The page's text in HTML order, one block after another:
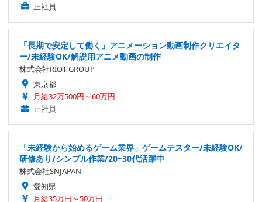
正社員
「長期で安定して働く」アニメーション動画制作クリエイタ
ー/未経験OK/解説用アニメ動画の制作
株式会社RIOT GROUP
東京都
月給32万500円～60万円
正社員
「未経験から始めるゲーム業界」ゲームテスター/未経験OK/
研修あり/シンプル作業/20~30代活躍中
株式会社SNJAPAN
愛知県
月給35万円～50万円